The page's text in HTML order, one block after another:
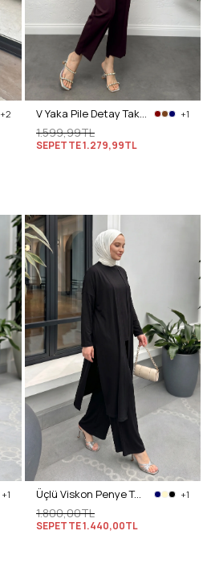
+2 V Yaka Pile Detay Takım 0077 - BORDO +1
1.599,99TL
SEPETTE1.279,99TL
+1 Üçlü Viskon Penye Takım 13205 - SİYAH +1
1.800,00TL
SEPETTE1.440,00TL